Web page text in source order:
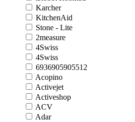
Karcher
KitchenAid
Stone - Lite
2measure
4Swiss
4Swiss
6936905905512
Acopino
Activejet
Activeshop
ACV
Adar